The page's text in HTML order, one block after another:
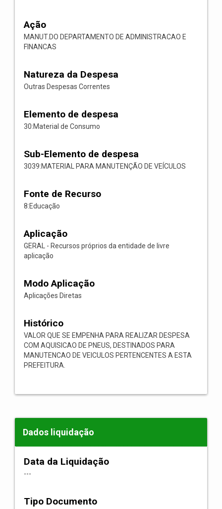
Ação
MANUT.DO DEPARTAMENTO DE ADMINISTRACAO E
FINANCAS
Natureza da Despesa
Outras Despesas Correntes
Elemento de despesa
30:Material de Consumo
Sub-Elemento de despesa
3039:MATERIAL PARA MANUTENÇÃO DE VEÍCULOS
Fonte de Recurso
8:Educação
Aplicação
GERAL - Recursos próprios da entidade de livre
aplicação
Modo Aplicação
Aplicações Diretas
Histórico
VALOR QUE SE EMPENHA PARA REALIZAR DESPESA
COM AQUISICAO DE PNEUS, DESTINADOS PARA
MANUTENCAO DE VEICULOS PERTENCENTES A ESTA
PREFEITURA.
Dados liquidação
Data da Liquidação
---
Tipo Documento